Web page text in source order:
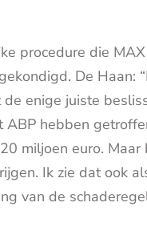
procedure die
De Haan:
enige juiste
hebben
miljoen euro.
Ik zie dat ook
van de